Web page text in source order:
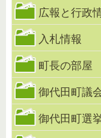
広報と行政
入札情報
町長の部屋
御代田町議
御代田町選